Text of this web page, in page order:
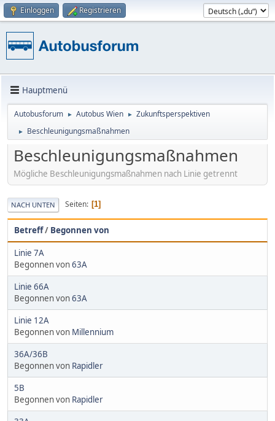
Einloggen Registrieren
Hauptmenü
Autobusforum ► Autobus Wien ► Zukunftsperspektiven
► Beschleunigungsmaßnahmen
Beschleunigungsmaßnahmen
Mögliche Beschleunigungsmaßnahmen nach Linie getrennt
NACH UNTEN Seiten 1
Betreff/ Begonnen von
Linie 7A
Begonnen von63A
Linie 66A
Begonnen von63A
Linie 12A
Begonnen von Millennium
36A/36B
Begonnen von Rapidler
5B
Begonnen von Rapidler